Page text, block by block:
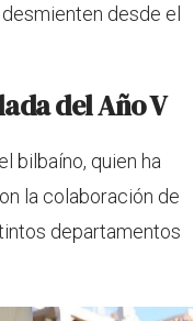
desmienten desde el
del Año V
bilbaíno, quien ha
la colaboración de
departamentos